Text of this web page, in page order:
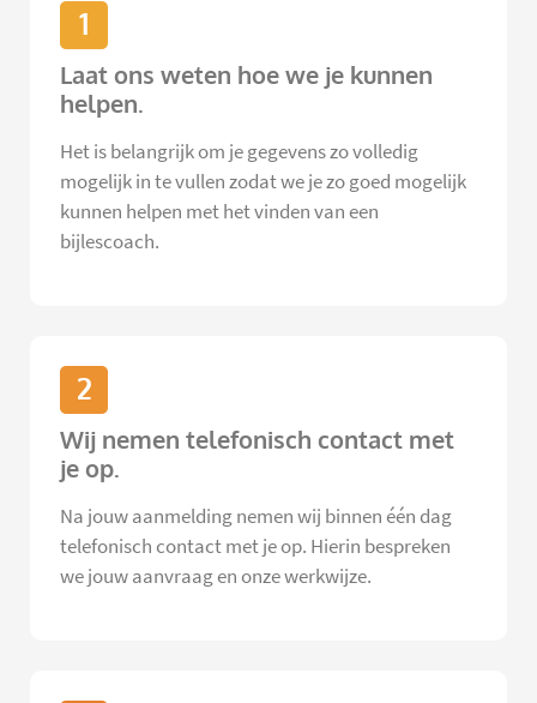
1
Laat ons weten hoe we je kunnen
helpen.
Het is belangrijk om je gegevens zo volledig
mogelijk in te vullen zodat we je zo goed mogelijk
kunnen helpen met het vinden van een
bijlescoach.
2
Wij nemen telefonisch contact met
je op.
Na jouw aanmelding nemen wij binnen één dag
telefonisch contact met je op. Hierin bespreken
we jouw aanvraag en onze werkwijze.